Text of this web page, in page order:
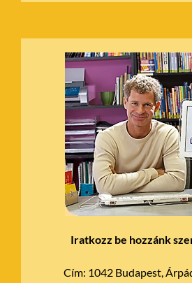
Iratkozz be hozzánk
Cím: 1042 Budapest,